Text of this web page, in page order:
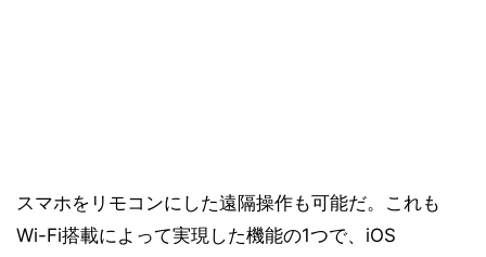
スマホをリモコンにした遠隔操作も可能だ。これも
Wi-Fi搭載によって実現した機能の1つで、iOS